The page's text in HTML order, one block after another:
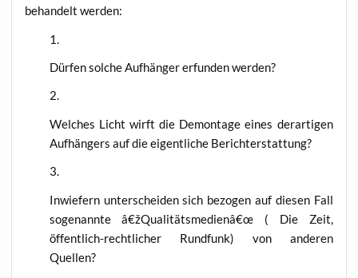
behan­delt werden:
Dür­fen sol­che Auf­hän­ger erfun­den werden?
Wel­ches Licht wirft die Demon­ta­ge eines der­ar­ti­gen
Auf­hän­gers auf die eigent­li­che Berichterstattung?
Inwie­fern unter­schei­den sich bezo­gen auf die­sen Fall
soge­nann­te â€žQualitätsmedienâ€œ ( Die Zeit,
öffent­lich-recht­li­cher Rund­funk) von ande­ren
Quellen?